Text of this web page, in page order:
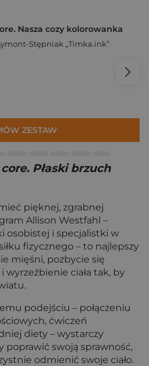
Nasza cozy kolorowanka
Stępniak „Timka.ink”
ZESTAW
Płaski brzuch
pięknej, zgrabnej
Allison Westfahl –
osobistej i specjalistki w
fizycznego – to najlepszy
mięśni, pozbycie się
ciała tak, by
podejściu – połączeniu
ćwiczeń
diety – wystarczy
poprawić swoją sprawność,
odmienić swoje ciało.